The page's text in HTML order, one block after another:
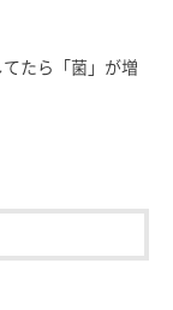
たら「菌」が増